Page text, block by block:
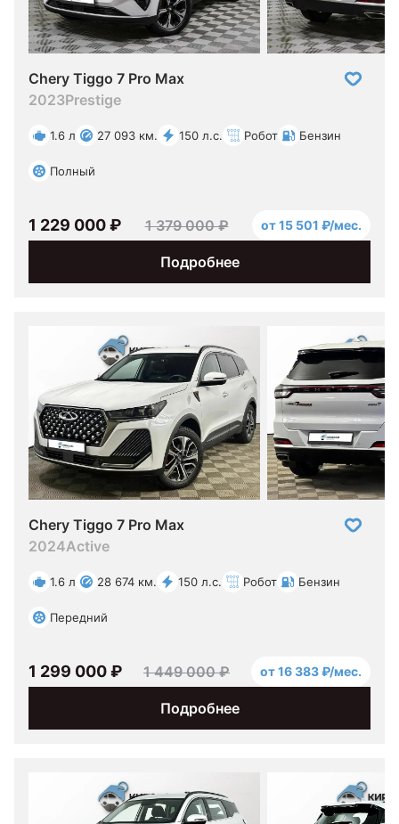
Chery Tiggo 7 Pro Max
2023Prestige
1.6 л 27 093 км. 150 л.с. Робот Бензин
Полный
Подробнее
1 229 000 ₽ 1 379 000 ₽ от 15 501 ₽/мес.
Chery Tiggo 7 Pro Max
2024Active
1.6 л 28 674 км. 150 л.с. Робот Бензин
Передний
Подробнее
1 299 000 ₽ 1 449 000 ₽ от 16 383 ₽/мес.